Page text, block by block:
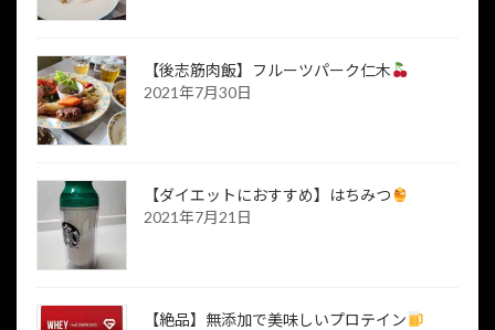
【後志筋肉飯】フルーツパーク仁木
2021年7月30日
【ダイエットにおすすめ】はちみつ
2021年7月21日
【絶品】無添加で美味しいプロテイン